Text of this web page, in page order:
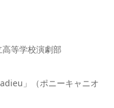
等学校演劇部
」（ポニーキャニオ